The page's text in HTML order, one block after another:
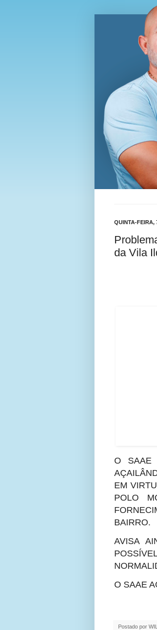
QUINTA-FEIRA,
da Vila
O SAAE
EM
POLO
BAIRRO.
AVISA
O SAAE
Postado por